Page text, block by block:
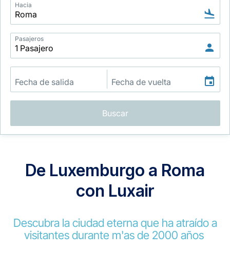
LuxairTours
Grupo Luxair
Hacia
Pasajeros
Buscar
De Luxemburgo a Roma
con Luxair
Descubra la ciudad eterna que ha atraído a
visitantes durante m'as de 2000 años